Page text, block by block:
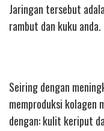
Jaringan tersebut
rambut dan kuku anda.
Seiring dengan
memproduksi kolagen
dengan: kulit keriput